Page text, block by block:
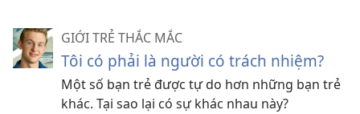
GIỚI TRẺ THẮC MẮC
Tôi có phải là người có trách nhiệm?
Một số bạn trẻ được tự do hơn những bạn trẻ
khác. Tại sao lại có sự khác nhau này?